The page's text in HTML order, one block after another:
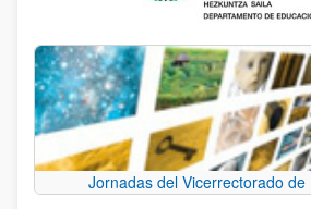
Jornadas del Vicerrectorado de